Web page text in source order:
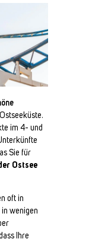
im 4- und
Sie für
Ostsee
oft in
wenigen
Ihre